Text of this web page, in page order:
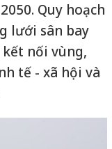
Quy hoạch
lưới sân bay
nối vùng,
tế - xã hội và